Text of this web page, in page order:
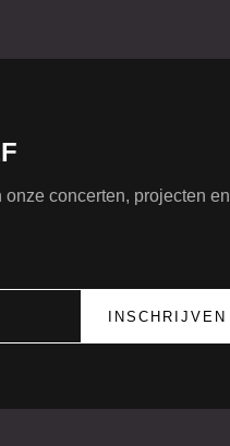
concerten, projecten en